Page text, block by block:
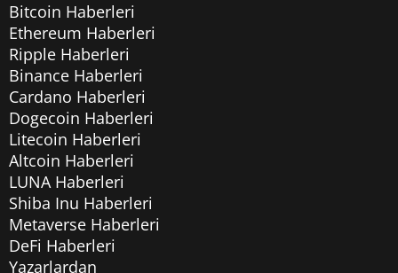
Bitcoin Haberleri
Ethereum Haberleri
Ripple Haberleri
Binance Haberleri
Cardano Haberleri
Dogecoin Haberleri
Litecoin Haberleri
Altcoin Haberleri
LUNA Haberleri
Shiba Inu Haberleri
Metaverse Haberleri
DeFi Haberleri
Yazarlardan